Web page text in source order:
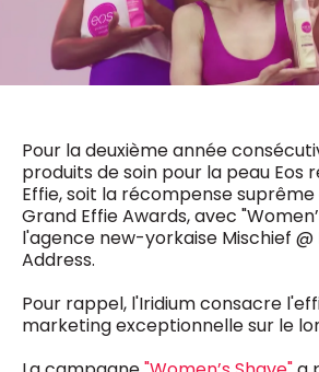
Pour la deuxième année
produits de soin pour la peau Eos
Effie, soit la récompense
Grand Effie Awards, avec
l'agence new-yorkaise Mischief @
Address.
Pour rappel, l'Iridium consacre
marketing exceptionnelle sur le
0498 88 64 89
f.bouchar@mm.be
Chief Editor
g.byl@mm.be
Chief Editor
Damien Lemaire
0477 37 31 65
d.lemaire@mm.be
VALIDER
NOTRE CONTENU
Daily
5 x week
1 x week
1 x week
10 x year
4 x year